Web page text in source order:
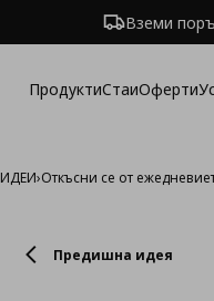
Вземи
ПродуктиСтаиОферти
ИДЕИ›Откъсни се от
Предишна идея